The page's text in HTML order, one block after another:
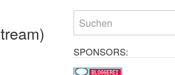
SPONSORS: